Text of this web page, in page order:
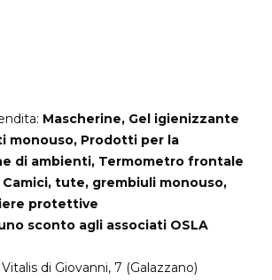
Mascherine, Gel igienizzante
monouso, Prodotti per la
di ambienti, Termometro frontale
Camici, tute, grembiuli monouso,
protettive
sconto agli associati OSLA
di Giovanni, 7 (Galazzano)